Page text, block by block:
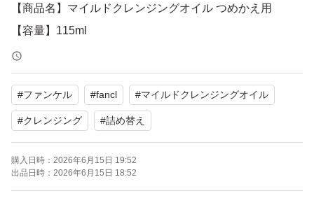
【商品名】マイルドクレンジングオイル つめかえ用
【容量】115ml
【状態】未使用
よろしくお願いいたします。
マイルドクレンジング オイル つめかえ用 115ml
ブランド：FANCL
#ファンケル #fancl #マイルドクレンジングオイル
#クレンジング #詰め替え
購入日時： 2026年6月15日 19:52
出品日時： 2026年6月15日 18:52